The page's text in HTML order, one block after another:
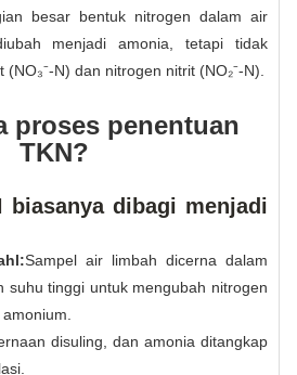
besar bentuk nitrogen dalam air
menjadi amonia, tetapi tidak
N) dan nitrogen nitrit (NO₂⁻-N).
proses penentuan
TKN?
biasanya dibagi menjadi
Sampel air limbah dicerna dalam
suhu tinggi untuk mengubah nitrogen
disuling, dan amonia ditangkap